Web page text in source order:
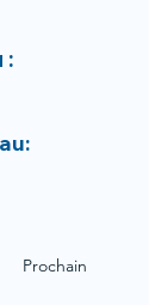
:
Prochain